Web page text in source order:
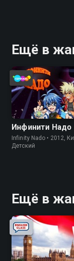
Ещё в
Инфинити Надо
Infinity Nado • 2012,
Детский
Ещё в